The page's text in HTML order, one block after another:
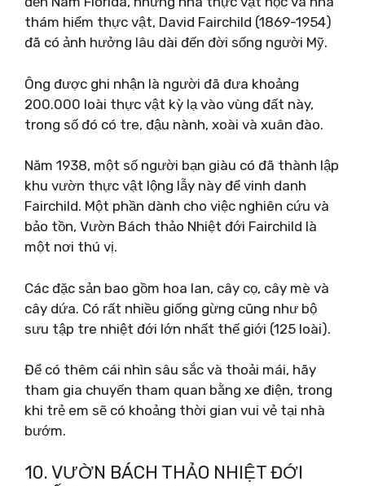
thám hiểm thực vật, David Fairchild (1869-1954)
đã có ảnh hưởng lâu dài đến đời sống người Mỹ.
Ông được ghi nhận là người đã đưa khoảng
200.000 loài thực vật kỳ lạ vào vùng đất này,
trong số đó có tre, đậu nành, xoài và xuân đào.
Năm 1938, một số người bạn giàu có đã thành lập
khu vườn thực vật lộng lẫy này để vinh danh
Fairchild. Một phần dành cho việc nghiên cứu và
bảo tồn, Vườn Bách thảo Nhiệt đới Fairchild là
một nơi thú vị.
Các đặc sản bao gồm hoa lan, cây cọ, cây mè và
cây dứa. Có rất nhiều giống gừng cũng như bộ
sưu tập tre nhiệt đới lớn nhất thế giới (125 loài).
Để có thêm cái nhìn sâu sắc và thoải mái, hãy
tham gia chuyến tham quan bằng xe điện, trong
khi trẻ em sẽ có khoảng thời gian vui vẻ tại nhà
bướm.
10. VƯỜN BÁCH THẢO NHIỆT ĐỚI